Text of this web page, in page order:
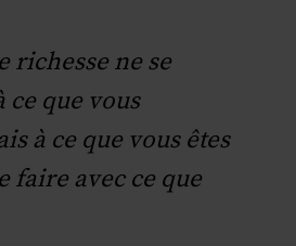
richesse ne se
ce que vous
à ce que vous êtes
faire avec ce que